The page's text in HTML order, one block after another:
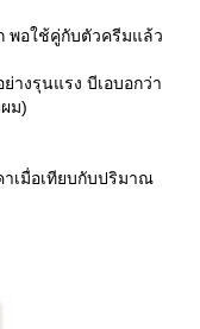
พอใช้คู่กับตัวครีมแล้ว
างรุนแรง บีเอบอกว่า
ม)
เมื่อเทียบกับปริมาณ